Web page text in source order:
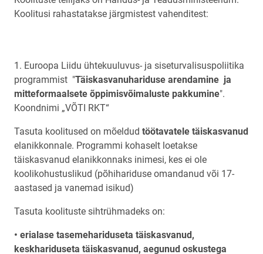
Koolitusi rahastatakse järgmistest vahenditest:
1. Euroopa Liidu ühtekuuluvus- ja siseturvalisuspoliitika
programmist "Täiskasvanuhariduse arendamine ja
mitteformaalsete õppimisvõimaluste pakkumine".
Koondnimi „VÕTI RKT“
Tasuta koolitused on mõeldud töötavatele täiskasvanud
elanikkonnale. Programmi kohaselt loetakse
täiskasvanud elanikkonnaks inimesi, kes ei ole
koolikohustuslikud (põhihariduse omandanud või 17-
aastased ja vanemad isikud)
Tasuta koolituste sihtrühmadeks on:
• erialase tasemehariduseta täiskasvanud,
keskhariduseta täiskasvanud, aegunud oskustega